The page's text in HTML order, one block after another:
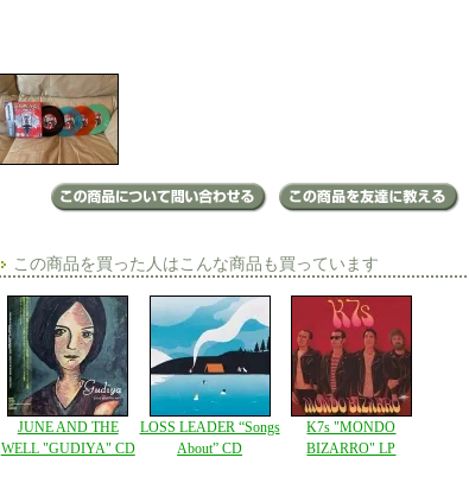
この商品を買った人はこんな商品も買っています
JUNE AND THE
WELL "GUDIYA" CD
LOSS LEADER “Songs
About” CD
K7s "MONDO
BIZARRO" LP